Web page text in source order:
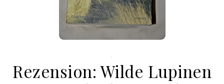
.
Rezension: Wilde Lupinen